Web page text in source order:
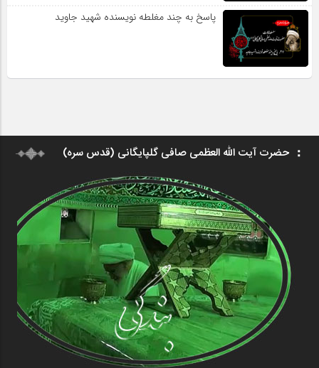
پاسخ به چند مغلطه نویسنده شهید جاوید
حضرت آیت الله العظمی صافی گلپایگانی (قدس سره)